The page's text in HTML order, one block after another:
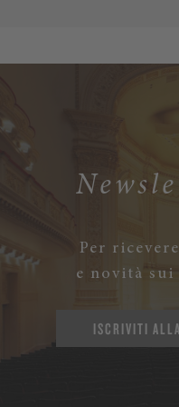
Per
e novità
ISCRIVITI